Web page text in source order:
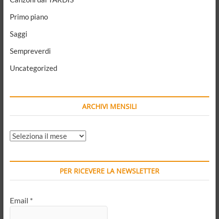
Primo piano
Saggi
Sempreverdi
Uncategorized
ARCHIVI MENSILI
ARCHIVI
PER RICEVERE LA NEWSLETTER
Email *